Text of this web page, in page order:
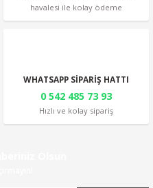
havalesi ile kolay ödeme
WHATSAPP SİPARİŞ HATTI
0 542 485 73 93
Hızlı ve kolay sipariş